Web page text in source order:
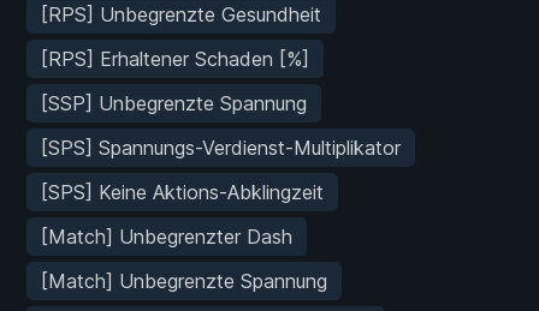
[RPS] Unbegrenzte Gesundheit
[RPS] Erhaltener Schaden [%]
[SSP] Unbegrenzte Spannung
[SPS] Spannungs-Verdienst-Multiplikator
[SPS] Keine Aktions-Abklingzeit
[Match] Unbegrenzter Dash
[Match] Unbegrenzte Spannung